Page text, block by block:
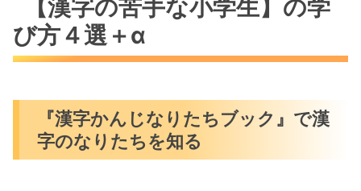
【漢字の苦手な小学生】の学
び方４選＋α
『漢字かんじなりたちブック』で漢
字のなりたちを知る